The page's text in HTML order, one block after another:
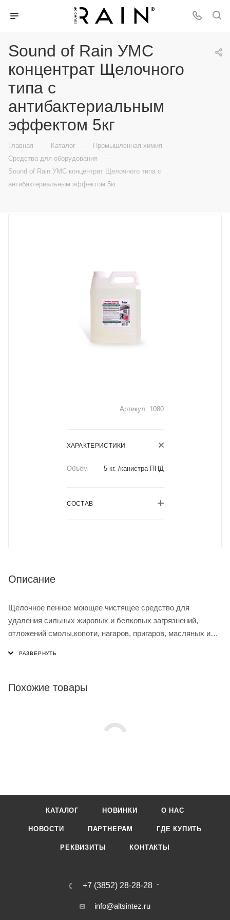
Sound of Rain УМС
концентрат Щелочного
типа c
антибактериальным
эффектом 5кг
Главная — Каталог — Промышленная химия —
Средства для оборудования —
Sound of Rain УМС концентрат Щелочного типа c
антибактериальным эффектом 5кг
Артикул: 1080
ХАРАКТЕРИСТИКИ
Объём — 5 кг. /канистра ПНД
СОСТАВ
Описание
Щелочное пенное моющее чистящее средство для
удаления сильных жировых и белковых загрязнений,
отложений смолы,копоти, нагаров, пригаров, масляных и
очистки от нагара,копоти и удаления сажи с
форм, очистки жарочных шкафов; молочных резервуаров,
Похожие товары
КАТАЛОГ НОВИНКИ О НАС
НОВОСТИ ПАРТНЕРАМ ГДЕ КУПИТЬ
РЕКВИЗИТЫ КОНТАКТЫ
+7 (3852) 28-28-28
info@altsintez.ru